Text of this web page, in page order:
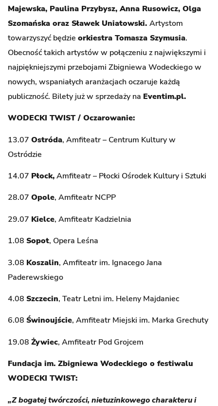
Majewska, Paulina Przybysz, Anna Rusowicz, Olga
Szomańska oraz Sławek Uniatowski. Artystom
towarzyszyć będzie orkiestra Tomasza Szymusia.
Obecność takich artystów w połączeniu z największymi i
najpiękniejszymi przebojami Zbigniewa Wodeckiego w
nowych, wspaniałych aranżacjach oczaruje każdą
publiczność. Bilety już w sprzedaży na Eventim.pl.
WODECKI TWIST / Oczarowanie:
13.07 Ostróda, Amfiteatr – Centrum Kultury w
Ostródzie
14.07 Płock,Amfiteatr – Płocki Ośrodek Kultury i Sztuki
28.07 Opole, Amfiteatr NCPP
29.07 Kielce, Amfiteatr Kadzielnia
1.08 Sopot, Opera Leśna
3.08 Koszalin, Amfiteatr im. Ignacego Jana
Paderewskiego
4.08 Szczecin, Teatr Letni im. Heleny Majdaniec
6.08 Świnoujście, Amfiteatr Miejski im. Marka Grechuty
19.08 Żywiec, Amfiteatr Pod Grojcem
Fundacja im. Zbigniewa Wodeckiego o festiwalu
WODECKI TWIST:
„Z bogatej twórczości, nietuzinkowego charakteru i